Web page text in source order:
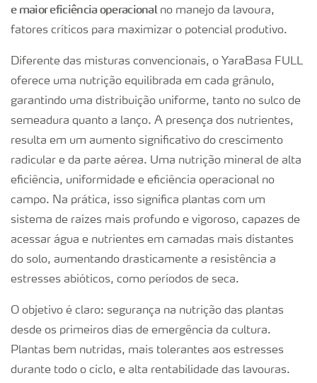
e maior eficiência operacionalno manejo da lavoura,
fatores críticos para maximizar o potencial produtivo.
Diferente das misturas convencionais, o YaraBasa FULL
oferece uma nutrição equilibrada em cada grânulo,
garantindo uma distribuição uniforme, tanto no sulco de
semeadura quanto a lanço. A presença dos nutrientes,
resulta em um aumento significativo do crescimento
radicular e da parte aérea. Uma nutrição mineral de alta
eficiência, uniformidade e eficiência operacional no
campo. Na prática, isso significa plantas com um
sistema de raízes mais profundo e vigoroso, capazes de
acessar água e nutrientes em camadas mais distantes
do solo, aumentando drasticamente a resistência a
estresses abióticos, como períodos de seca.
O objetivo é claro: segurança na nutrição das plantas
desde os primeiros dias de emergência da cultura.
Plantas bem nutridas, mais tolerantes aos estresses
durante todo o ciclo, e alta rentabilidade das lavouras.